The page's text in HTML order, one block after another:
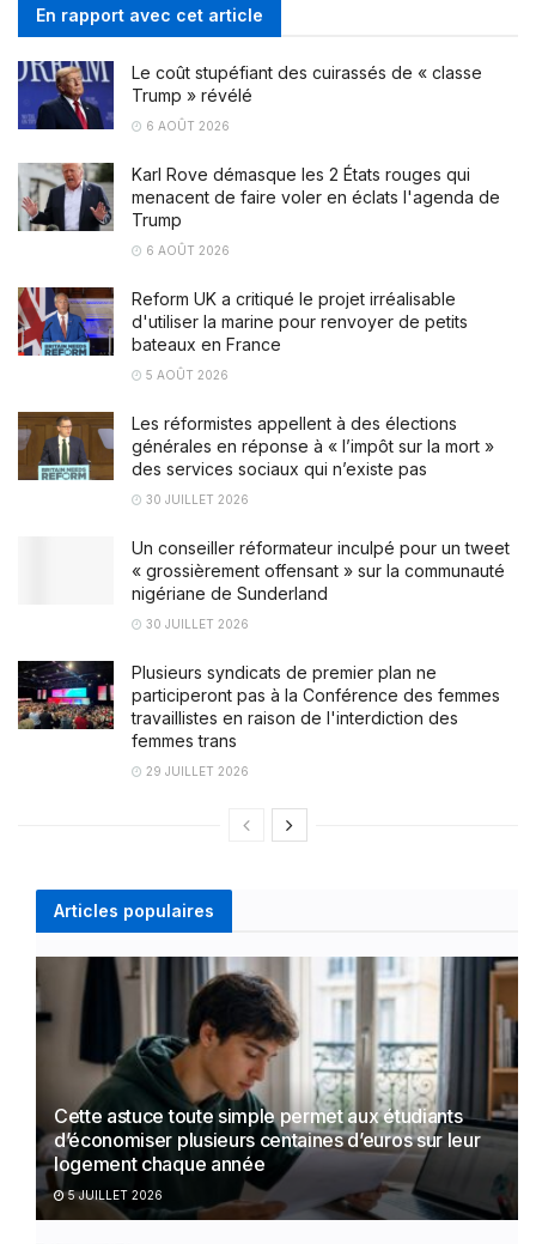
En rapport avec cet article
Le coût stupéfiant des cuirassés de « classe
Trump » révélé
6 AOÛT 2026
Karl Rove démasque les 2 États rouges qui
menacent de faire voler en éclats l'agenda de
Trump
6 AOÛT 2026
Reform UK a critiqué le projet irréalisable
d'utiliser la marine pour renvoyer de petits
bateaux en France
5 AOÛT 2026
Les réformistes appellent à des élections
générales en réponse à « l’impôt sur la mort »
des services sociaux qui n’existe pas
30 JUILLET 2026
Un conseiller réformateur inculpé pour un tweet
« grossièrement offensant » sur la communauté
nigériane de Sunderland
30 JUILLET 2026
Plusieurs syndicats de premier plan ne
participeront pas à la Conférence des femmes
travaillistes en raison de l'interdiction des
femmes trans
29 JUILLET 2026
Articles populaires
Cette astuce toute simple permet aux étudiants
d’économiser plusieurs centaines d’euros sur leur
logement chaque année
5 JUILLET 2026